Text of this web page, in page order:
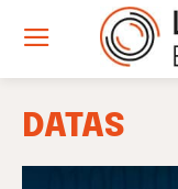
DATAS